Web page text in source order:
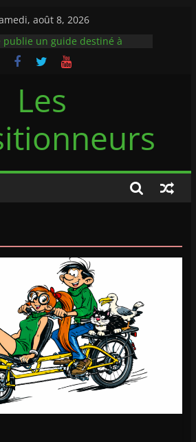
août 8, 2026
publie un guide destiné à
la bonne cohabitation des
et cyclistes via un
du prix des carburants :
le vélo doit devenir une
de la politique des
à vélo obligatoire : ces
Les